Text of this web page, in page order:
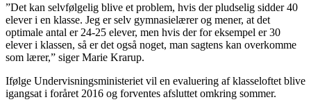
”Det kan selvfølgelig blive et problem, hvis der pludselig sidder 40
elever i en klasse. Jeg er selv gymnasielærer og mener, at det
optimale antal er 24-25 elever, men hvis der for eksempel er 30
elever i klassen, så er det også noget, man sagtens kan overkomme
som lærer,” siger Marie Krarup.
Ifølge Undervisningsministeriet vil en evaluering af klasseloftet blive
igangsat i foråret 2016 og forventes afsluttet omkring sommer.